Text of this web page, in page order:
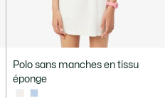
Polo sans manches en tissu
éponge